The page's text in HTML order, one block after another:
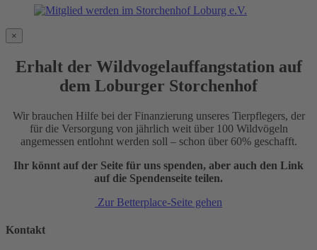
×
Erhalt der Wildvogelauffangstation auf
dem Loburger Storchenhof
Wir brauchen Hilfe bei der Finanzierung unseres Tierpflegers, der
für die Versorgung von jährlich weit über 100 Wildvögeln
angemessen entlohnt werden soll – schon über 60% geschafft.
Ihr könnt auf der Seite für uns spenden, aber auch den Link
auf die Spendenseite teilen.
Zur Betterplace-Seite gehen
Kontakt